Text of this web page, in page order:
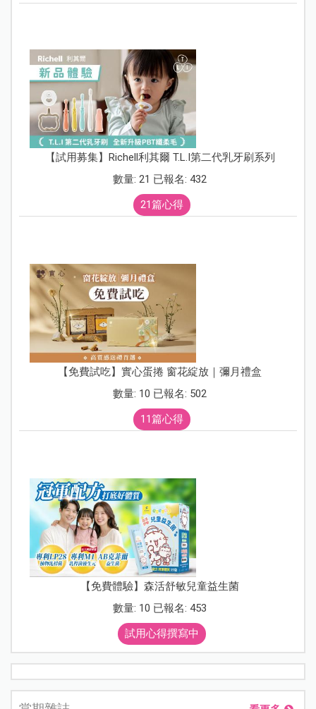
【試用募集】Richell利其爾 T.L.I第二代乳牙刷系列
數量: 21 已報名: 432
21篇心得
【免費試吃】實心蛋捲 窗花綻放｜彌月禮盒
數量: 10 已報名: 502
11篇心得
【免費體驗】森活舒敏兒童益生菌
數量: 10 已報名: 453
試用心得撰寫中